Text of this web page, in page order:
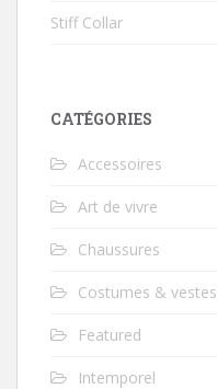
Stiff Collar
CATÉGORIES
Accessoires
Art de vivre
Chaussures
Costumes & vestes
Featured
Intemporel